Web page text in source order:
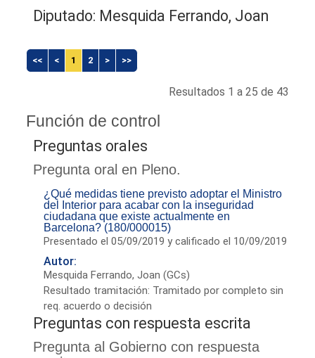
Diputado: Mesquida Ferrando, Joan
<< < 1 2 > >>
Resultados 1 a 25 de 43
Función de control
Preguntas orales
Pregunta oral en Pleno.
¿Qué medidas tiene previsto adoptar el Ministro
del Interior para acabar con la inseguridad
ciudadana que existe actualmente en
Barcelona? (180/000015)
Presentado el 05/09/2019 y calificado el 10/09/2019
Autor:
Mesquida Ferrando, Joan (GCs)
Resultado tramitación: Tramitado por completo sin
req. acuerdo o decisión
Preguntas con respuesta escrita
Pregunta al Gobierno con respuesta